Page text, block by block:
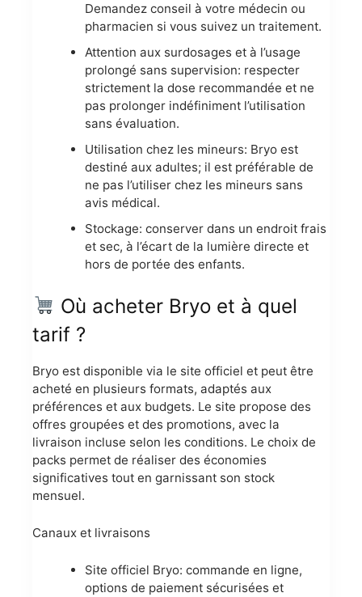
Demandez conseil à votre médecin ou
pharmacien si vous suivez un traitement.
Attention aux surdosages et à l’usage
prolongé sans supervision: respecter
strictement la dose recommandée et ne
pas prolonger indéfiniment l’utilisation
sans évaluation.
Utilisation chez les mineurs: Bryo est
destiné aux adultes; il est préférable de
ne pas l’utiliser chez les mineurs sans
avis médical.
Stockage: conserver dans un endroit frais
et sec, à l’écart de la lumière directe et
hors de portée des enfants.
Où acheter Bryo et à quel
tarif ?
Bryo est disponible via le site officiel et peut être
acheté en plusieurs formats, adaptés aux
préférences et aux budgets. Le site propose des
offres groupées et des promotions, avec la
livraison incluse selon les conditions. Le choix de
packs permet de réaliser des économies
significatives tout en garnissant son stock
mensuel.
Canaux et livraisons
Site officiel Bryo: commande en ligne,
options de paiement sécurisées et